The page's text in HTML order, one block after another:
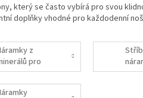
který se často vybírá pro svou
doplňky vhodné pro každodenní
z
pro